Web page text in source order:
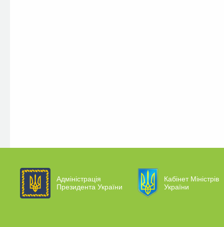
Адміністрація
Президента України
Кабінет Міністрів
України